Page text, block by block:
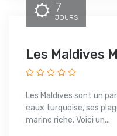
7
JOURS
Les Maldives
Les Maldives sont un
eaux turquoise, ses
marine riche. Voici un...